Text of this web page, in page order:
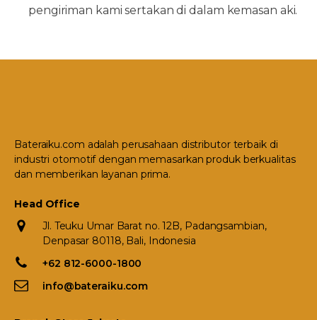
pengiriman kami sertakan di dalam kemasan aki.
Bateraiku.com adalah perusahaan distributor terbaik di
industri otomotif dengan memasarkan produk berkualitas
dan memberikan layanan prima.
Head Office
Jl. Teuku Umar Barat no. 12B, Padangsambian,
Denpasar 80118, Bali, Indonesia
+62 812-6000-1800
info@bateraiku.com